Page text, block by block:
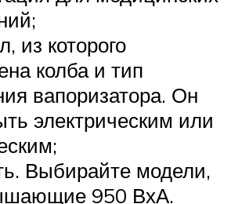
из которого
колба и тип
вапоризатора. Он
электрическим или
Выбирайте модели,
950 ВхА.